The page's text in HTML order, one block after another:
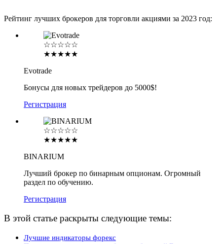
Рейтинг лучших брокеров для торговли акциями за 2023 год:
☆☆☆☆☆
★★★★★
Evotrade
Бонусы для новых трейдеров до 5000$!
Регистрация
☆☆☆☆☆
★★★★★
BINARIUM
Лучший брокер по бинарным опционам. Огромный
раздел по обучению.
Регистрация
В этой статье раскрыты следующие темы:
Лучшие индикаторы форекс